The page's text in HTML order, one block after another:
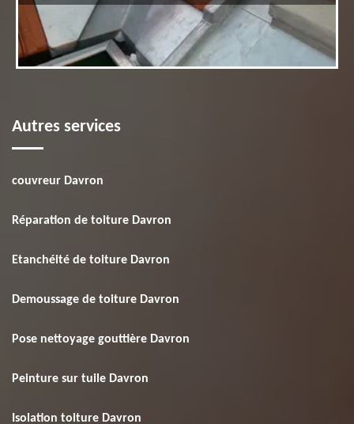
Autres services
couvreur Davron
Réparation de toiture Davron
Etanchéité de toiture Davron
Demoussage de toiture Davron
Pose nettoyage gouttière Davron
Peinture sur tuile Davron
Isolation toiture Davron